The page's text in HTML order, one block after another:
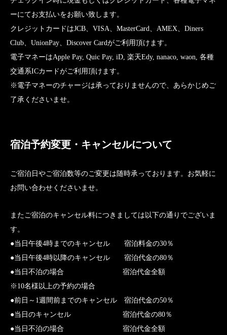
ーにてお支払いをお願い致します。
クレジットカードはJCB、VISA、MasterCard、AMEX、Diners
Club、UnionPay、Discover Cardがご利用頂けます。
電子マネーはApple Pay, Quic Pay, iD, 楽天Edy, nanaco, waon, 各種
交通系ICカードがご利用頂けます。
※電子マネーのチャージは承っておりませんので、あらかじめご
了承くださいませ。
宿泊予約変更・キャンセルについて
ご宿泊日やご宿泊数等のご変更は随時承っております。お気軽に
お問い合わせくださいませ。
またご宿泊のキャンセル料につきましては以下の通りでございま
す。
●当日午後4時までのキャンセル 宿泊料金の30％
●当日午後4時以降のキャンセル 宿泊代金の80％
●当日不泊の場合 宿泊代金全額
※10名様以上の予約の場合
●前日～1週間前までのキャンセル 宿泊代金の50％
●当日のキャンセル 宿泊代金の80％
●当日不泊の場合 宿泊代金全額